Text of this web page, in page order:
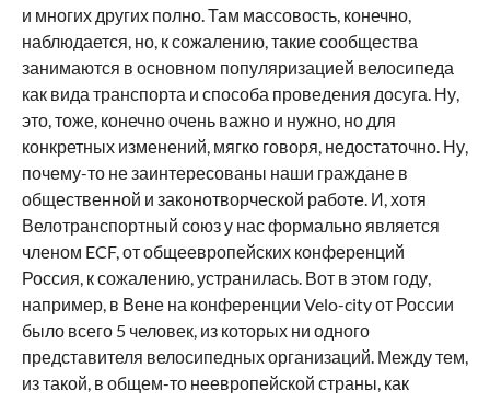
и многих других полно. Там массовость, конечно,
наблюдается, но, к сожалению, такие сообщества
занимаются в основном популяризацией велосипеда
как вида транспорта и способа проведения досуга. Ну,
это, тоже, конечно очень важно и нужно, но для
конкретных изменений, мягко говоря, недостаточно. Ну,
почему-то не заинтересованы наши граждане в
общественной и законотворческой работе. И, хотя
Велотранспортный союз у нас формально является
членом ECF, от общеевропейских конференций
Россия, к сожалению, устранилась. Вот в этом году,
например, в Вене на конференции Velo-city от России
было всего 5 человек, из которых ни одного
представителя велосипедных организаций. Между тем,
из такой, в общем-то неевропейской страны, как